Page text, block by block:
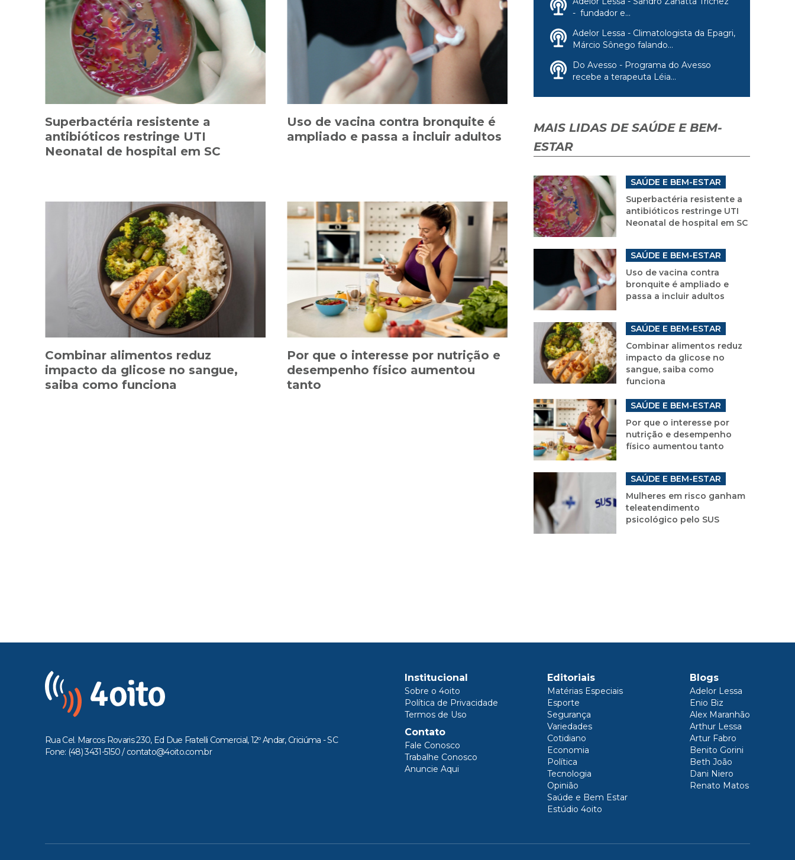
Superbactéria resistente a
antibióticos restringe UTI
Neonatal de hospital em SC
Uso de vacina contra bronquite é
ampliado e passa a incluir adultos
Combinar alimentos reduz
impacto da glicose no sangue,
saiba como funciona
Por que o interesse por nutrição e
desempenho físico aumentou
tanto
- fundador e...
Adelor Lessa - Climatologista da Epagri,
Márcio Sônego falando...
Do Avesso - Programa do Avesso
recebe a terapeuta Léia...
MAIS LIDAS DE SAÚDE E BEM-
ESTAR
SAÚDE E BEM-ESTAR
Superbactéria resistente a
antibióticos restringe UTI
Neonatal de hospital em SC
SAÚDE E BEM-ESTAR
Uso de vacina contra
bronquite é ampliado e
passa a incluir adultos
SAÚDE E BEM-ESTAR
Combinar alimentos reduz
impacto da glicose no
sangue, saiba como
funciona
SAÚDE E BEM-ESTAR
Por que o interesse por
nutrição e desempenho
físico aumentou tanto
SAÚDE E BEM-ESTAR
Mulheres em risco ganham
teleatendimento
psicológico pelo SUS
Rua Cel. Marcos Rovaris 230, Ed Due Fratelli Comercial, 12º Andar, Criciúma - SC
Fone: (48) 3431-5150 / contato@4oito.com.br
Institucional
Sobre o 4oito
Política de Privacidade
Termos de Uso
Contato
Fale Conosco
Trabalhe Conosco
Anuncie Aqui
Editoriais
Matérias Especiais
Esporte
Segurança
Variedades
Cotidiano
Economia
Política
Tecnologia
Opinião
Saúde e Bem Estar
Estúdio 4oito
Blogs
Adelor Lessa
Enio Biz
Alex Maranhão
Arthur Lessa
Artur Fabro
Benito Gorini
Beth João
Dani Niero
Renato Matos